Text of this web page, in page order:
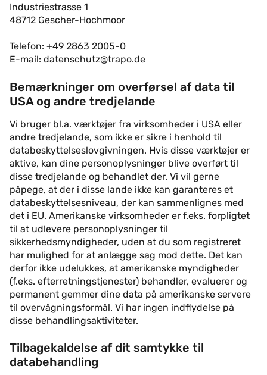
Industriestrasse 1
48712 Gescher-Hochmoor
Telefon: +49 2863 2005-0
E-mail: datenschutz@trapo.de
Bemærkninger om overførsel af data til
USA og andre tredjelande
Vi bruger bl.a. værktøjer fra virksomheder i USA eller
andre tredjelande, som ikke er sikre i henhold til
databeskyttelseslovgivningen. Hvis disse værktøjer er
aktive, kan dine personoplysninger blive overført til
disse tredjelande og behandlet der. Vi vil gerne
påpege, at der i disse lande ikke kan garanteres et
databeskyttelsesniveau, der kan sammenlignes med
det i EU. Amerikanske virksomheder er f.eks. forpligtet
til at udlevere personoplysninger til
sikkerhedsmyndigheder, uden at du som registreret
har mulighed for at anlægge sag mod dette. Det kan
derfor ikke udelukkes, at amerikanske myndigheder
(f.eks. efterretningstjenester) behandler, evaluerer og
permanent gemmer dine data på amerikanske servere
til overvågningsformål. Vi har ingen indflydelse på
disse behandlingsaktiviteter.
Tilbagekaldelse af dit samtykke til
databehandling